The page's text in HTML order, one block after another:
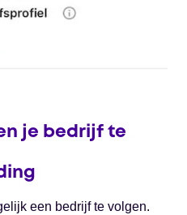
je bedrijf te
een bedrijf te volgen.